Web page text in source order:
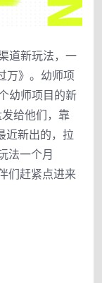
道新玩法，一
万》。幼师项
幼师项目的新
给他们，靠
近新出的，拉
法一个月
们赶紧点进来